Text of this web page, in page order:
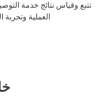
تتبع وقياس نتائج خدمة
العملية